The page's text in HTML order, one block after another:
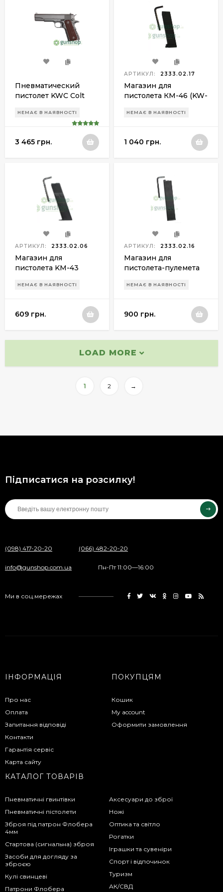
Пневматический
пистолет KWC Colt
BLOWBACK
НЕМАЄ В НАЯВНОСТІ
3 465 грн.
АРТИКУЛ: 2333.02.17
Магазин для
пистолета КМ-46 (KW-
НЕМАЄ В НАЯВНОСТІ
1 040 грн.
АРТИКУЛ: 2333.02.06
Магазин для
пистолета KM-43
НЕМАЄ В НАЯВНОСТІ
609 грн.
АРТИКУЛ: 2333.02.16
Магазин для
пистолета-пулемета
НЕМАЄ В НАЯВНОСТІ
900 грн.
LOAD MORE
1 2 →
Підписатися на розсилку!
(098) 417-20-20 (066) 482-20-20
info@gunshop.com.ua Пн-Пт 11:00—16:00
Ми в соц.мережах
ІНФОРМАЦІЯ
Про нас
Оплата
Запитання відповіді
Контакти
Гарантія сервіс
Карта сайту
ПОКУПЦЯМ
Кошик
My account
Оформити замовлення
КАТАЛОГ ТОВАРІВ
Пневматичні гвинтівки
Пневматичні пістолети
Зброя під патрон Флобера
4мм
Стартова (сигнальна) зброя
Засоби для догляду за
зброєю
Кулі свинцеві
Патрони Флобера
Аксесуари до зброї
Ножі
Оптика та світло
Рогатки
Іграшки та сувеніри
Спорт і відпочинок
Туризм
АК/СВД